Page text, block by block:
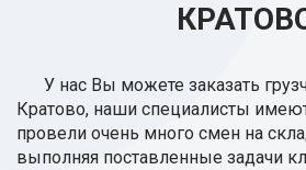
У нас Вы можете заказать
Кратово, наши специалисты
провели очень много смен на
выполняя поставленные задачи